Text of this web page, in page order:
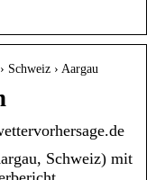
Schweiz › Aargau
Schweiz) mit